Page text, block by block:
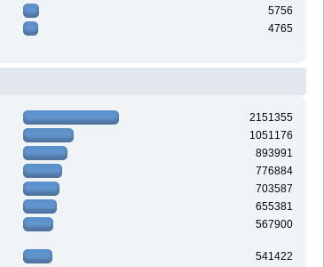
5756
4765
2151355
1051176
893991
776884
703587
655381
567900
541422